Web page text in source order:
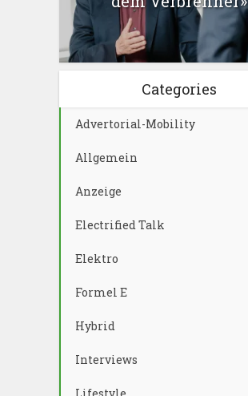
Categories
Advertorial-Mobility
Allgemein
Anzeige
Electrified Talk
Elektro
Formel E
Hybrid
Interviews
Lifestyle